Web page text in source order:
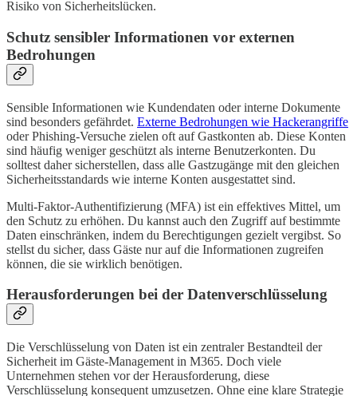
Risiko von Sicherheitslücken.
Schutz sensibler Informationen vor externen
Bedrohungen
Sensible Informationen wie Kundendaten oder interne Dokumente
sind besonders gefährdet. Externe Bedrohungen wie Hackerangriffe
oder Phishing-Versuche zielen oft auf Gastkonten ab. Diese Konten
sind häufig weniger geschützt als interne Benutzerkonten. Du
solltest daher sicherstellen, dass alle Gastzugänge mit den gleichen
Sicherheitsstandards wie interne Konten ausgestattet sind.
Multi-Faktor-Authentifizierung (MFA) ist ein effektives Mittel, um
den Schutz zu erhöhen. Du kannst auch den Zugriff auf bestimmte
Daten einschränken, indem du Berechtigungen gezielt vergibst. So
stellst du sicher, dass Gäste nur auf die Informationen zugreifen
können, die sie wirklich benötigen.
Herausforderungen bei der Datenverschlüsselung
Die Verschlüsselung von Daten ist ein zentraler Bestandteil der
Sicherheit im Gäste-Management in M365. Doch viele
Unternehmen stehen vor der Herausforderung, diese
Verschlüsselung konsequent umzusetzen. Ohne eine klare Strategie